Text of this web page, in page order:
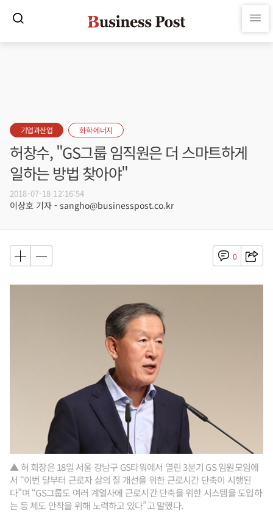
기업과산업 화학·에너지
허창수, "GS그룹 임직원은 더 스마트하게
일하는 방법 찾아야"
2018-07-18 12:16:54
이상호 기자 - sangho@businesspost.co.kr
0
▲ 허 회장은 18일 서울 강남구 GS타워에서 열린 3분기 GS 임원모임에
서 “이번 달부터 근로자 삶의 질 개선을 위한 근로시간 단축이 시행된
다”며 “GS그룹도 여러 계열사에 근로시간 단축을 위한 시스템을 도입하
는 등 제도 안착을 위해 노력하고 있다”고 말했다.